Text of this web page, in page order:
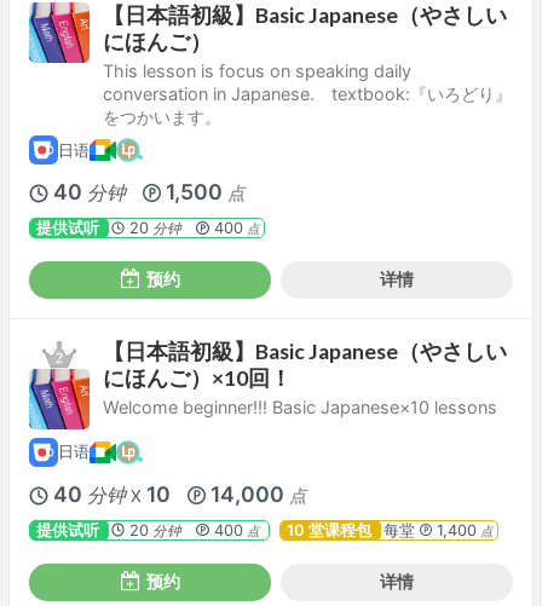
【日本語初級】Basic Japanese（やさしい
にほんご）
This lesson is focus on speaking daily
conversation in Japanese. textbook:『いろどり』
をつかいます。
日语
40 分钟 1,500 点
提供试听 20 分钟 400点
预约 详情
【日本語初級】Basic Japanese（やさしい
にほんご）×10回！
Welcome beginner!!! Basic Japanese×10 lessons
日语
40 分钟 X 10 14,000 点
提供试听 20 分钟 400点 10 堂课程包 每堂 1,400点
预约 详情